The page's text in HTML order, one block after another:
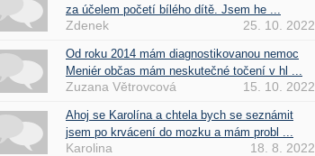
za účelem početí bílého dítě. Jsem he ...
Zdenek 25. 10. 2022
Od roku 2014 mám diagnostikovanou nemoc
Meniér občas mám neskutečné točení v hl ...
Zuzana Větrovcová 15. 10. 2022
Ahoj se Karolína a chtela bych se seznámit
jsem po krvácení do mozku a mám probl ...
Karolina 18. 8. 2022